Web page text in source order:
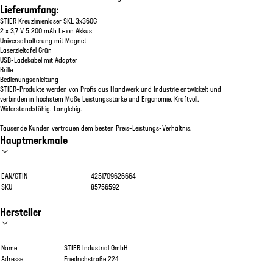
Lieferumfang:
STIER Kreuzlinienlaser SKL 3x360G
2 x 3,7 V 5.200 mAh Li-ion Akkus
Universalhalterung mit Magnet
Laserzieltafel Grün
USB-Ladekabel mit Adapter
Brille
Bedienungsanleitung
STIER-Produkte werden von Profis aus Handwerk und Industrie entwickelt und
verbinden in höchstem Maße Leistungsstärke und Ergonomie. Kraftvoll.
Widerstandsfähig. Langlebig.
Tausende Kunden vertrauen dem besten Preis-Leistungs-Verhältnis.
Hauptmerkmale
EAN/GTIN
4251709626664
SKU
85756592
Hersteller
Name
STIER Industrial GmbH
Adresse
Friedrichstraße 224